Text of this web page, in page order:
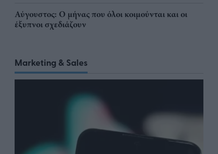
Αύγουστος: Ο μήνας που όλοι κοιμούνται και οι
έξυπνοι σχεδιάζουν
Marketing & Sales